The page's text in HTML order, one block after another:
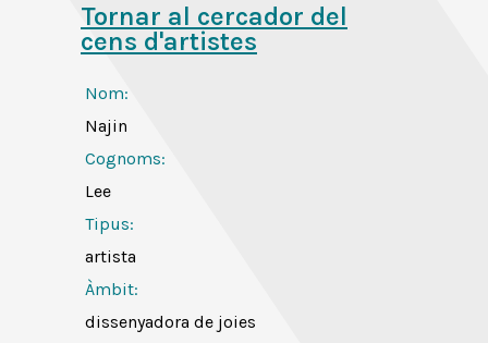
Tornar al cercador del
cens d'artistes
Nom:
Najin
Cognoms:
Lee
Tipus:
artista
Àmbit:
dissenyadora de joies